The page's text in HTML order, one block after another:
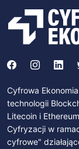
Cyfrowa
technologii
Litecoin i
Cyfryzacji w
cyfrowe"